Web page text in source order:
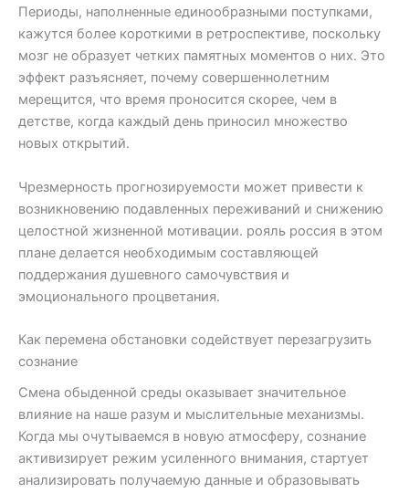
Периоды, наполненные единообразными поступками,
кажутся более короткими в ретроспективе, поскольку
мозг не образует четких памятных моментов о них. Это
эффект разъясняет, почему совершеннолетним
мерещится, что время проносится скорее, чем в
детстве, когда каждый день приносил множество
новых открытий.
Чрезмерность прогнозируемости может привести к
возникновению подавленных переживаний и снижению
целостной жизненной мотивации. рояль россия в этом
плане делается необходимым составляющей
поддержания душевного самочувствия и
эмоционального процветания.
Как перемена обстановки содействует перезагрузить
сознание
Смена обыденной среды оказывает значительное
влияние на наше разум и мыслительные механизмы.
Когда мы очутываемся в новую атмосферу, сознание
активизирует режим усиленного внимания, стартует
анализировать получаемую данные и образовывать